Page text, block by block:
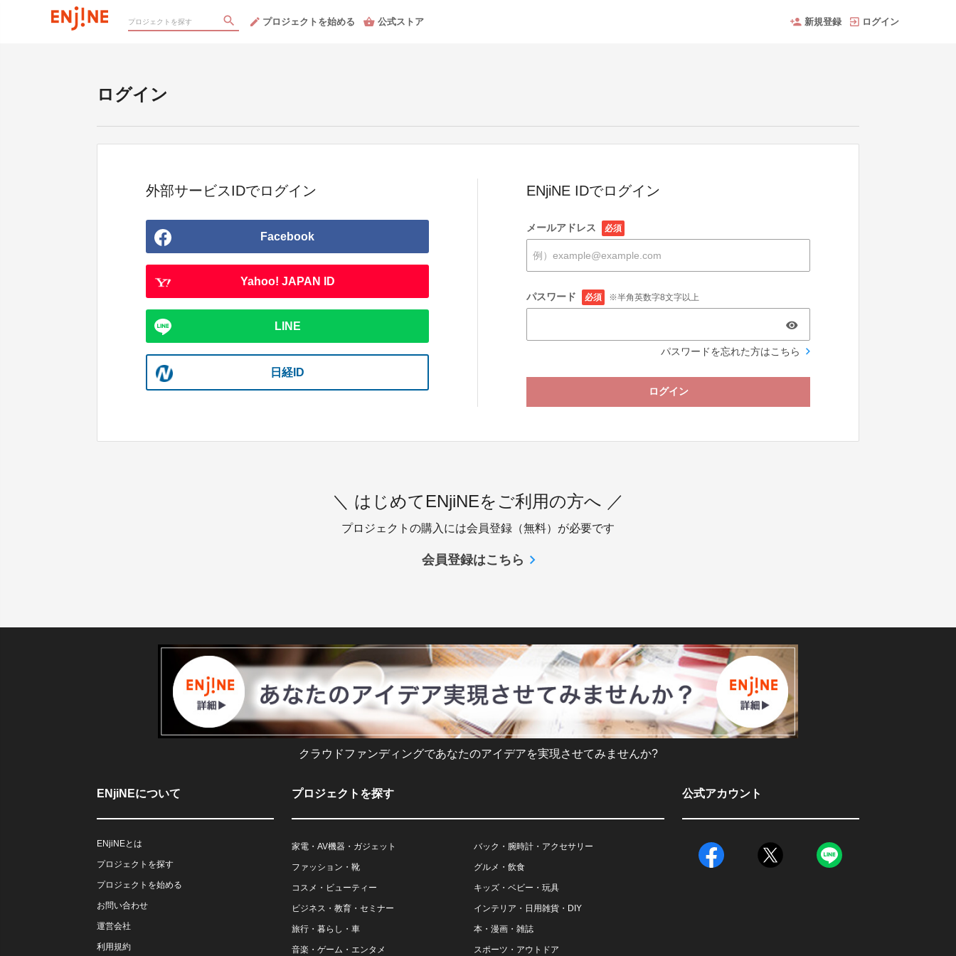
プロジェクトを始める 公式ストア 新規登録 ログイン
ログイン
外部サービスIDでログイン
Facebook
Yahoo! JAPAN ID
LINE
日経ID
ENjiNE IDでログイン
メールアドレス 必須
パスワード 必須 ※半角英数字8文字以上
パスワードを忘れた方はこちら
ログイン
＼ はじめてENjiNEをご利用の方へ ／
プロジェクトの購入には会員登録（無料）が必要です
会員登録はこちら
クラウドファンディングであなたのアイデアを実現させてみませんか?
ENjiNEについて
ENjiNEとは
プロジェクトを探す
プロジェクトを始める
お問い合わせ
運営会社
利用規約
プロジェクトを探す
家電・AV機器・ガジェット バック・腕時計・アクセサリー
ファッション・靴 グルメ・飲食
コスメ・ビューティー キッズ・ベビー・玩具
ビジネス・教育・セミナー インテリア・日用雑貨・DIY
旅行・暮らし・車 本・漫画・雑誌
音楽・ゲーム・エンタメ スポーツ・アウトドア
公式アカウント